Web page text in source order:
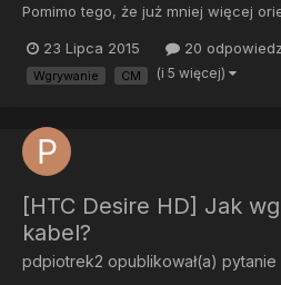
Pomimo tego, że już mniej więcej
troszeczke nie jasny dla mnie
sterów do tela w folderze flash'a).
23 Lipca 2015 20
Wgrywanie CM (i 5 więcej)
[HTC Desire HD] Jak
kabel?
pdpiotrek2 opublikował(a) pytanie